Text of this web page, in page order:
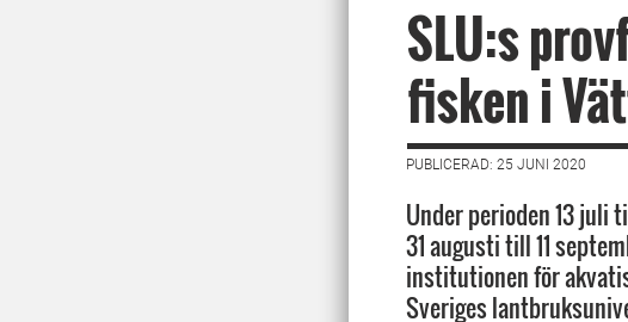
SLU:s
fisken i
PUBLICERAD: 25 JUNI 2020
Under perioden 13 juli
31 augusti till 11
institutionen för
Sveriges